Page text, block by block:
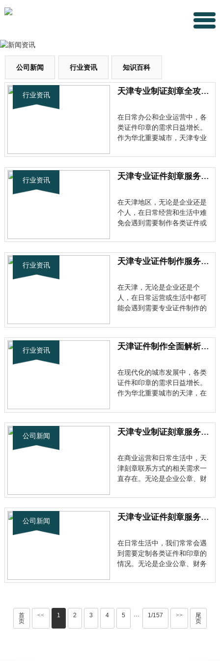
公司新闻 行业资讯 知识百科
行业资讯 天津专业制证刻章全攻略：从选材到交付一站式服务详解
在日常办公和企业运营中，各
类证件印章的需求日益增长。
作为华北重要城市，天津专业
专业化。今天就带大家深入了
解天津地区专业的制证刻章服
务。 天津制证刻章行业的现状
津专业制证市场需求呈现出多
元化···
行业资讯 天津专业证件刻章服务全面解析，快速了解正规渠道
在天津地区，无论是企业还是
个人，在日常经营和生活中难
免会遇到需要制作各类证件或
富行业经验的专业团队，我们
深知大家对于天津私人刻章的
电话及正规渠道咨询的需求。
近年来，随着市场规范化程度
不断···
行业资讯 天津专业证件制作服务指南：从刻章到证书的一站式解决方案
在天津，无论是企业还是个
人，在日常运营或生活中都可
能会遇到需要专业证件制作的
一定了解的人，我想跟大家分
享一下天津地区专业的证件制
作服务。 天津专业制证刻章行
长，天津刻章证件联系方式相
关信息变···
行业资讯 天津证件制作全面解析：从刻章到证书一站式服务全指南
在现代化的城市发展中，各类
证件和印章的需求日益增长。
作为华北重要城市的天津，在
服务体系。天津证件制作联系
电话背后的产业生态，正逐渐
成为城市服务业的重要组成部
前天津的刻章市场已经相当成
熟，···
公司新闻 天津专业制证刻章服务全解析：选择正规渠道的重要性
在商业运营和日常生活中，天
津刻章联系方式的相关需求一
直存在。无论是企业公章、财
类印章制作，都涉及到重要的
法律和安全问题。 了解行业标
准与规范 目前市场上从事天津
服务质量参差不齐。天津刻章
联系···
公司新闻 天津专业证件刻章服务全解析：快速制作各类证书印章
在日常生活中，我们常常会遇
到需要定制各类证件和印章的
情况。无论是企业公章、财务
专用章等，专业的制证刻章服
济的发展，天津私人刻章的电
话咨询服务越来越受到关注。
首
页
<< 1 2 3 4 5 ··· 1/157 >>
尾
页